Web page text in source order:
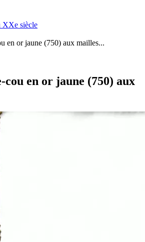
XXe siècle
en or jaune (750) aux mailles...
en or jaune (750) aux